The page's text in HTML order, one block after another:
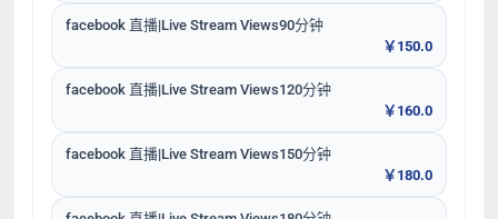
facebook 直播|Live Stream Views90分钟
￥150.0
facebook 直播|Live Stream Views120分钟
￥160.0
facebook 直播|Live Stream Views150分钟
￥180.0